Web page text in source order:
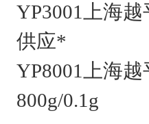
YP3001上海
供应*
YP8001上海
800g/0.1g